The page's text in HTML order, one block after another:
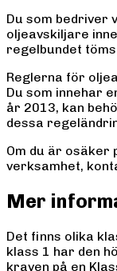
Du som bedriver
oljeavskiljare
regelbundet
Reglerna för
Du som innehar
år 2013, kan
dessa
Om du är osäker
verksamhet,
Mer
Det finns olika
klass 1 har den
kraven på en